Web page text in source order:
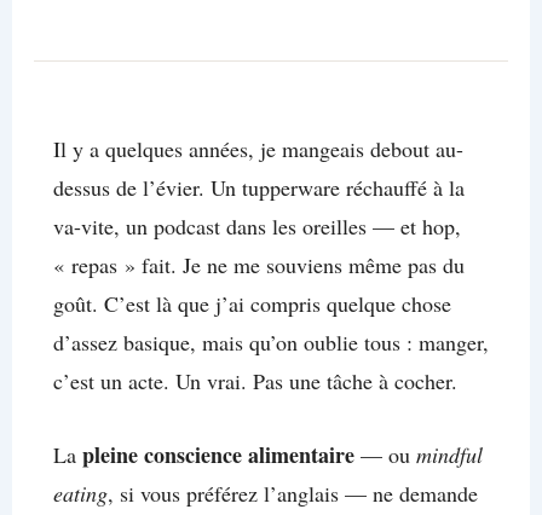
Il y a quelques années, je mangeais debout au-
dessus de l’évier. Un tupperware réchauffé à la
va-vite, un podcast dans les oreilles — et hop,
« repas » fait. Je ne me souviens même pas du
goût. C’est là que j’ai compris quelque chose
d’assez basique, mais qu’on oublie tous : manger,
c’est un acte. Un vrai. Pas une tâche à cocher.
La pleine conscience alimentaire— ou mindful
eating, si vous préférez l’anglais — ne demande